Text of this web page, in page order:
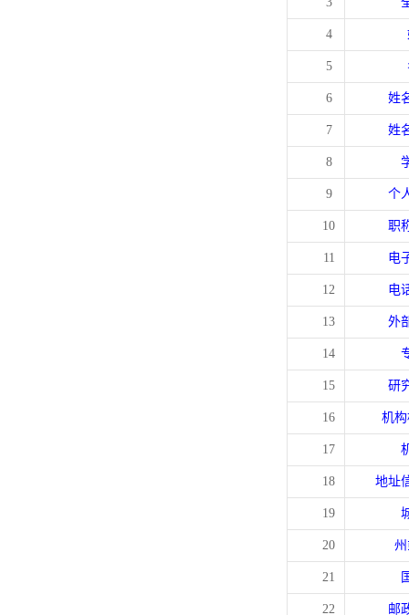
4
5
6 姓
7 姓
8
9 个
10 职
11 电
12 电
13 外
14
15 研
16 机
17
18 地址
19
20
21
22 邮